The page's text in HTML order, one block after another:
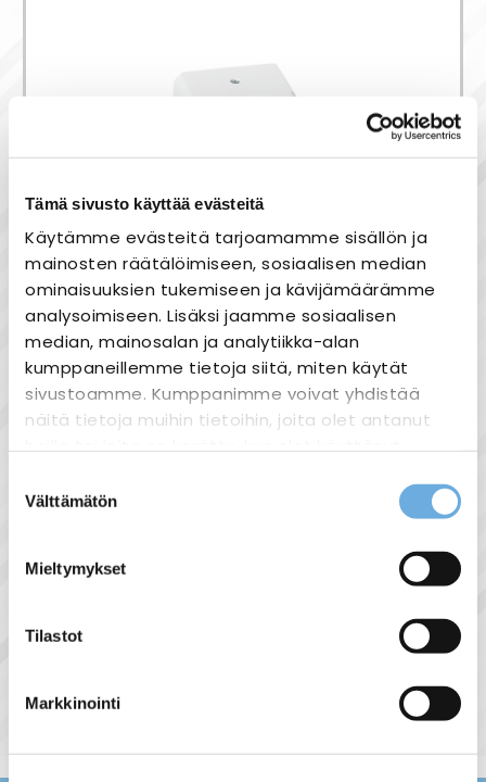
Tämä sivusto käyttää evästeitä
Käytämme evästeitä tarjoamamme sisällön ja
mainosten räätälöimiseen, sosiaalisen median
ominaisuuksien tukemiseen ja kävijämäärämme
analysoimiseen. Lisäksi jaamme sosiaalisen
median, mainosalan ja analytiikka-alan
kumppaneillemme tietoja siitä, miten käytät
sivustoamme. Kumppanimme voivat yhdistää
näitä tietoja muihin tietoihin, joita olet antanut
heille tai joita on kerätty, kun olet käyttänyt
valinta
Välttämätön
Mieltymykset
Tilastot
Markkinointi
IP20
9,00 €